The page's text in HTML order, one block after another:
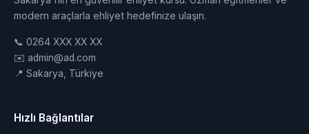
modern araçlarla ehliyet hedefinize ulaşın.
📞 0264 XXX XX XX
✉️ admin@ad.com
📍 Sakarya, Türkiye
Hızlı Bağlantılar